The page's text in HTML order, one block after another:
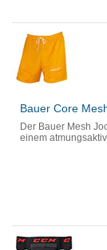
Bauer Core
Der Bauer Mesh
einem